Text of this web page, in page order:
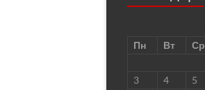
Пн
Вт Ср
3
4 5